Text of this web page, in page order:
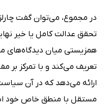
در مجموع، می‌توان گفت
تحقق عدالت کامل یا خیر
همزیستی میان دیدگاه‌های
تعریف می‌کند و با تمرکز
ارائه می‌دهد که در آن
مستقل با منطق خاص خود